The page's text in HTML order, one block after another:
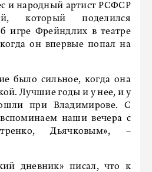
и народный артист РСФСР
который поделился
игре Фрейндлих в театре
он впервые попал на
было сильное, когда она
Лучшие годы и у нее, и у
при Владимирове. С
наши вечера с
Дьячковым», –
дневник» писал, что к